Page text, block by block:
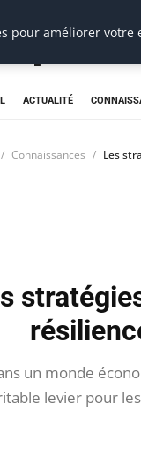
ACTUALITÉ
Connaissances Les
un monde
levier pour
pour améliorer